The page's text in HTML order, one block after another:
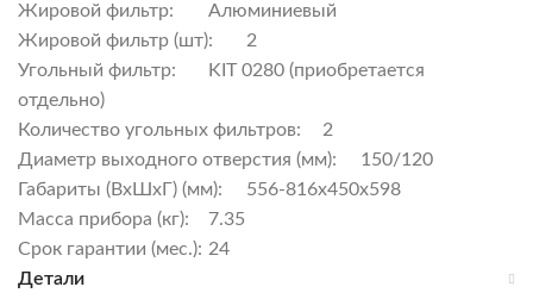
Жировой фильтр:
Алюминиевый
Жировой фильтр (шт):
2
Угольный фильтр:
KIT 0280 (приобретается
отдельно)
Количество угольных фильтров:
2
Диаметр выходного отверстия (мм):
150/120
Габариты (ВхШхГ) (мм):
556-816x450x598
Масса прибора (кг):
7.35
Срок гарантии (мес.): 24
Детали